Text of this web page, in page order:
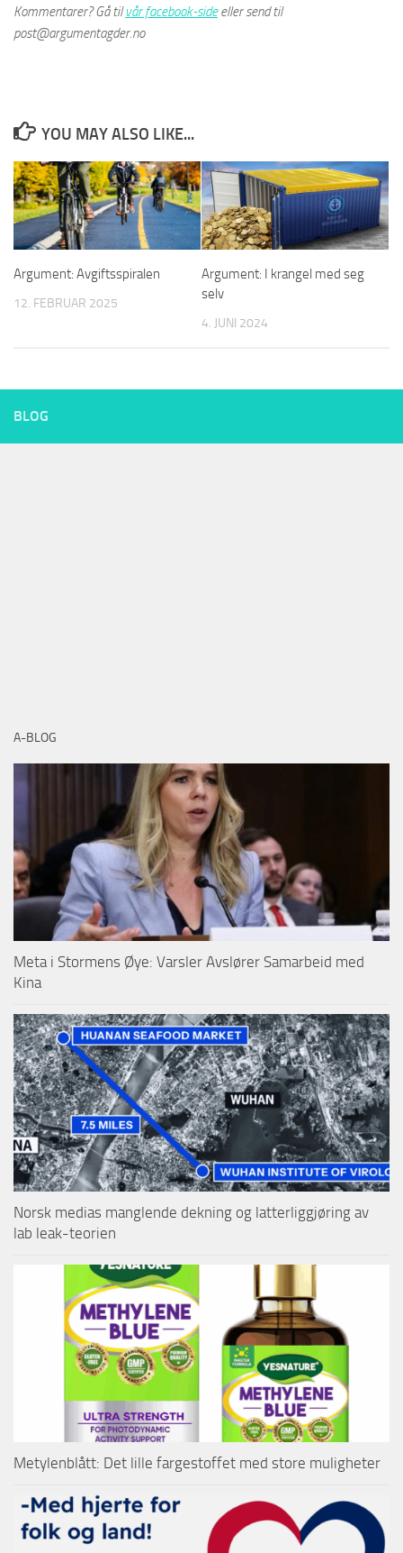
Kommentarer? Gå tilvår facebook-sideeller send til
post@argumentagder.no
YOU MAY ALSO LIKE...
Argument: Avgiftsspiralen
12. FEBRUAR 2025
Argument: I krangel med seg
selv
4. JUNI 2024
BLOG
A-BLOG
Meta i Stormens Øye: Varsler Avslører Samarbeid med
Kina
Norsk medias manglende dekning og latterliggjøring av
lab leak-teorien
Metylenblått: Det lille fargestoffet med store muligheter